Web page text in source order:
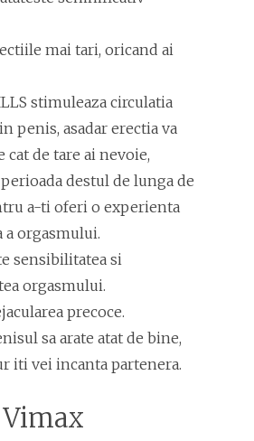
mai tari, oricand ai
stimuleaza circulatia
penis, asadar erectia va
cat de tare ai nevoie,
destul de lunga de
a-ti oferi o experienta
a orgasmului.
sensibilitatea si
orgasmului.
precoce.
sa arate atat de bine,
iti vei incanta partenera.